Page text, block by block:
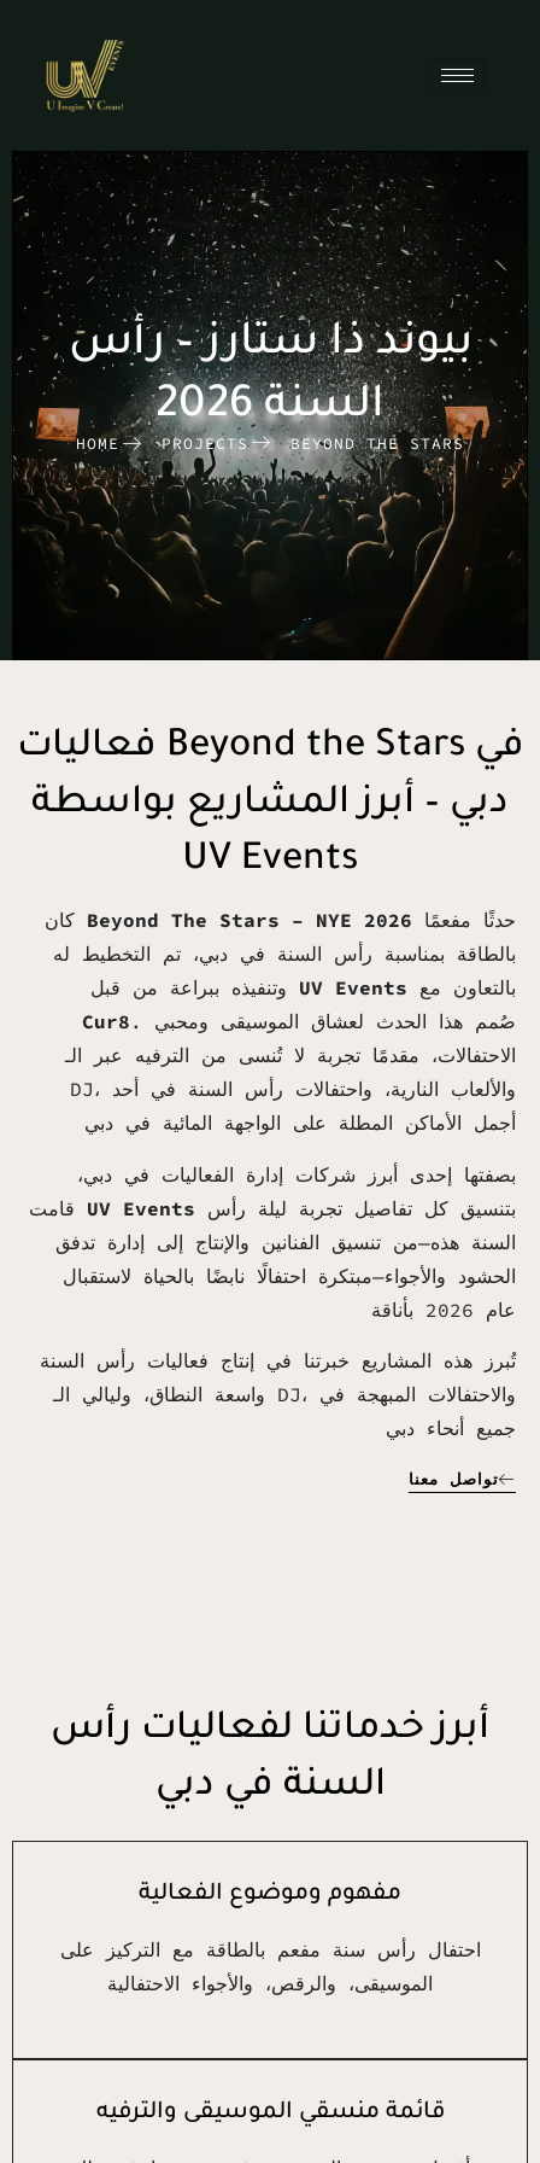
بيوند ذا ستارز – رأس
السنة 2026
HOME PROJECTS BEYOND THE STARS
فعاليات Beyond the Stars في
دبي – أبرز المشاريع بواسطة
UV Events
Beyond The Stars – NYE 2026
بالطاقة بمناسبة رأس السنة في دبي، تم التخطيط له
UV Events بالتعاون مع
Cur8 . صُمم هذا الحدث لعشاق الموسيقى ومحبي
الاحتفالات، مقدمًا تجربة لا تُنسى من الترفيه عبر الـ
DJ، والألعاب النارية، واحتفالات رأس السنة في أحد
أجمل الأماكن المطلة على الواجهة المائية في دبي
بصفتها إحدى أبرز شركات إدارة الفعاليات في دبي،
UV Events
السنة هذه—من تنسيق الفنانين والإنتاج إلى إدارة تدفق
الحشود والأجواء—مبتكرة احتفالًا نابضًا بالحياة لاستقبال
عام 2026 بأناقة
تُبرز هذه المشاريع خبرتنا في إنتاج فعاليات رأس السنة
واسعة النطاق، وليالي الـ DJ، والاحتفالات المبهجة في
جميع أنحاء دبي
تواصل معنا
أبرز خدماتنا لفعاليات رأس
السنة في دبي
مفهوم وموضوع الفعالية
احتفال رأس سنة مفعم بالطاقة مع التركيز على
الموسيقى، والرقص، والأجواء الاحتفالية
قائمة منسقي الموسيقى والترفيه